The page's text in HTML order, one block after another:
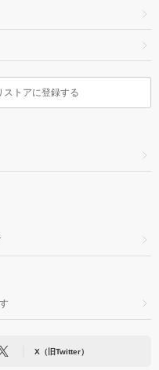
ストアに登録する
X（旧Twitter）